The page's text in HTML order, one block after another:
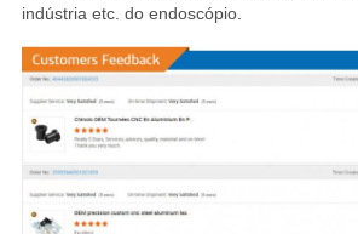
indústria etc. do endoscópio.